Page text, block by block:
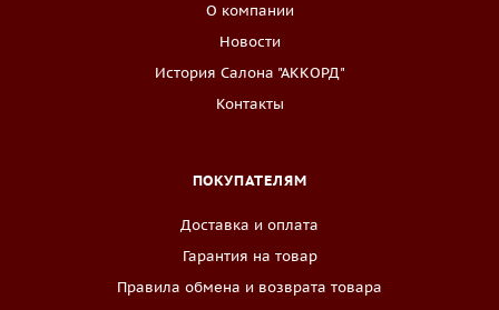
О компании
Новости
История Салона "АККОРД"
Контакты
ПОКУПАТЕЛЯМ
Доставка и оплата
Гарантия на товар
Правила обмена и возврата товара